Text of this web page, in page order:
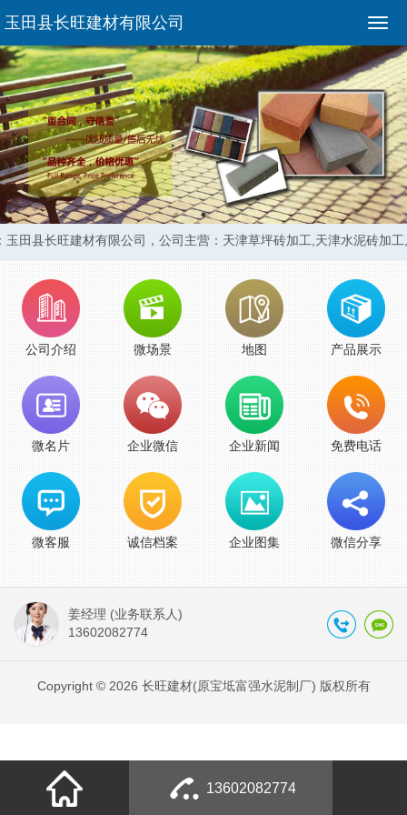
玉田县长旺建材有限公司
田县长旺建材有限公司， 公司主营：天津草坪砖加工,天津水泥砖加
公司介绍 微场景 地图 产品展示
微名片 企业微信 企业新闻 免费电话
微客服 诚信档案 企业图集 微信分享
姜经理 (业务联系人)
13602082774
Copyright © 2026 长旺建材(原宝坻富强水泥制厂) 版权所有
13602082774